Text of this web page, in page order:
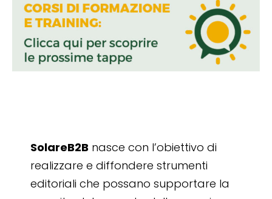
SolareB2B nasce con l’obiettivo di
realizzare e diffondere strumenti
editoriali che possano supportare la